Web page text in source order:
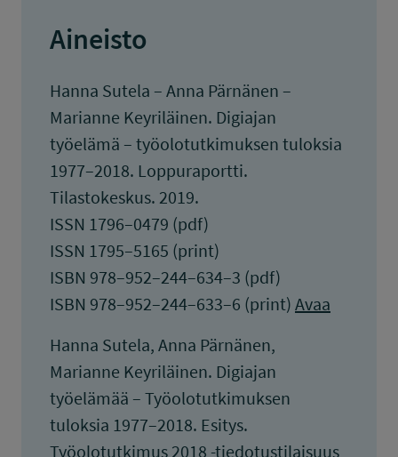
Aineisto
Hanna Sutela – Anna Pärnänen –
Marianne Keyriläinen. Digiajan
työelämä – työolotutkimuksen tuloksia
1977–2018. Loppuraportti.
Tilastokeskus. 2019.
ISSN 1796–0479 (pdf)
ISSN 1795–5165 (print)
ISBN 978–952–244–634–3 (pdf)
ISBN 978–952–244–633–6 (print) Avaa
Hanna Sutela, Anna Pärnänen,
Marianne Keyriläinen. Digiajan
työelämää – Työolotutkimuksen
tuloksia 1977–2018. Esitys.
Työolotutkimus 2018 -tiedotustilaisuus